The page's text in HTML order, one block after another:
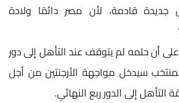
جديدة قادمة، لأن مصر دائمًا ولادة
أن حلمه لم يتوقف عند التأهل إلى دور
المنتخب سيدخل مواجهة الأرجنتين من أجل
إلى الدور ربع النهائي.